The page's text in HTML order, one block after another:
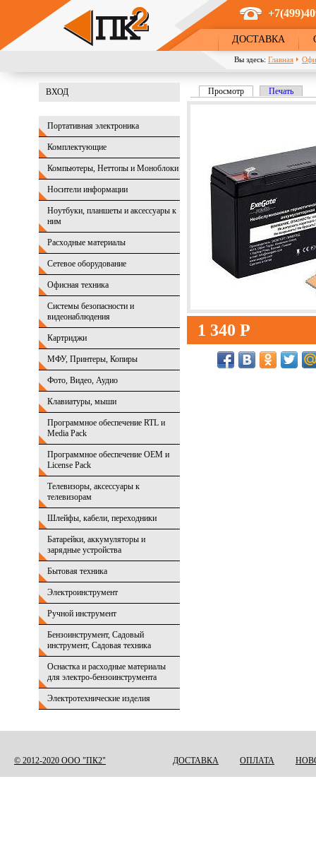
Перейти к основному содержанию
ДОСТАВКА
Вы здесь: Главная
ВХОД
Портативная электроника
Комплектующие
Компьютеры, Неттопы и Моноблоки
Носители информации
Ноутбуки, планшеты и аксессуары к
ним
Расходные материалы
Сетевое оборудование
Офисная техника
Системы безопасности и
видеонаблюдения
Картриджи
МФУ, Принтеры, Копиры
Фото, Видео, Аудио
Клавиатуры, мыши
Программное обеспечение RTL и
Media Pack
Программное обеспечение OEM и
License Pack
Телевизоры, аксессуары к
телевизорам
Шлейфы, кабели, переходники
Батарейки, аккумуляторы и
зарядные устройства
Бытовая техника
Электроинструмент
Ручной инструмент
Бензоинструмент, Садовый
инструмент, Садовая техника
Оснастка и расходные материалы
для электро-бензоинструмента
Электротехнические изделия
Главные вкладки
Просмотр (активная вкладка)
Печать
1 340 Р
© 2012-2020 ООО "ПК2" ДОСТАВКА ОПЛАТА